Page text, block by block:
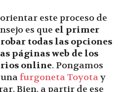
orientar este proceso de
es que el primer
todas las opciones
páginas web de los
online. Pongamos
furgoneta Toyotay
Bien, a partir de ese